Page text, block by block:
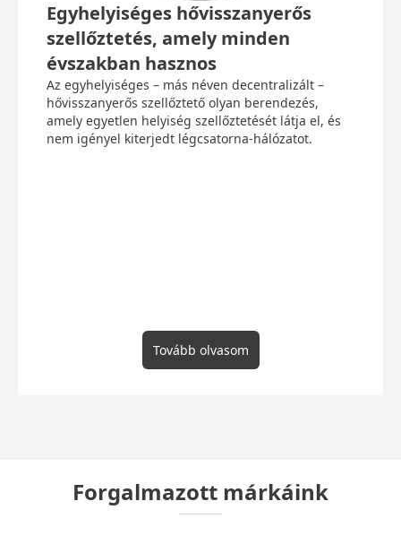
Egyhelyiséges hővisszanyerős
szellőztetés, amely minden
évszakban hasznos
Az egyhelyiséges – más néven decentralizált –
hővisszanyerős szellőztető olyan berendezés,
amely egyetlen helyiség szellőztetését látja el, és
nem igényel kiterjedt légcsatorna-hálózatot.
Tovább olvasom
Forgalmazott márkáink